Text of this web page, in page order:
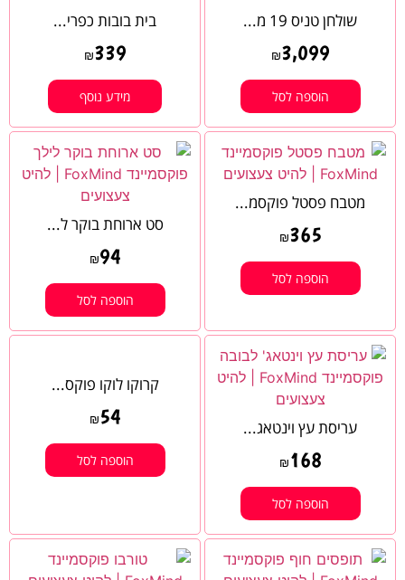
שולחן טניס 19 מ...
₪3,099
הוספה לסל
בית בובות כפרי...
₪339
מידע נוסף
מטבח פסטל פוקסמ...
₪365
הוספה לסל
סט ארוחת בוקר ל...
₪94
הוספה לסל
עריסת עץ וינטאג...
₪ 168
הוספה לסל
קרוקו לוקו פוקס...
₪ 54
הוספה לסל